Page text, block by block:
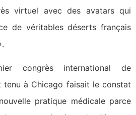
virtuel avec des avatars qui
de véritables déserts français
congrès international de
tenu à Chicago faisait le constat
pratique médicale parce